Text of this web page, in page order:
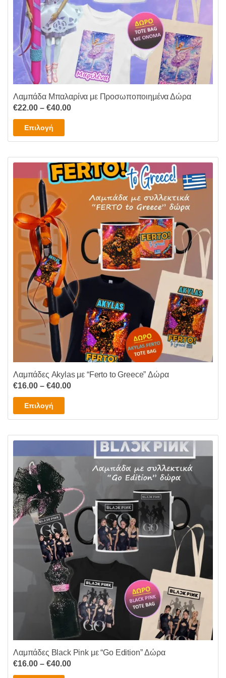
του
προϊόντος
Λαμπάδα Μπαλαρίνα με Προσωποποιημένα Δώρα
€22.00 – €40.00Price
through
€40.00
Επιλογή
το
έχει
πολλαπλές
παραλλαγές.
επιλογές
μπορούν
να
επιλεγούν
στη
σελίδα
του
προϊόντος
Λαμπάδες Akylas με “Ferto to Greece” Δώρα
€16.00 – €40.00Price
through
€40.00
Επιλογή
το
έχει
πολλαπλές
παραλλαγές.
επιλογές
μπορούν
να
επιλεγούν
στη
σελίδα
του
προϊόντος
Λαμπάδες Black Pink με “Go Edition” Δώρα
€16.00 – €40.00Price